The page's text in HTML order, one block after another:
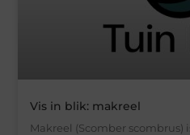
Vis in blik: makreel
Makreel (Scomber scombrus)